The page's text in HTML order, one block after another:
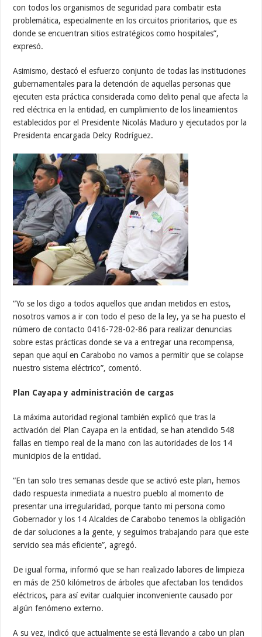
con todos los organismos de seguridad para combatir esta
problemática, especialmente en los circuitos prioritarios, que es
donde se encuentran sitios estratégicos como hospitales”,
expresó.
Asimismo, destacó el esfuerzo conjunto de todas las instituciones
gubernamentales para la detención de aquellas personas que
ejecuten esta práctica considerada como delito penal que afecta la
red eléctrica en la entidad, en cumplimiento de los lineamientos
establecidos por el Presidente Nicolás Maduro y ejecutados por la
Presidenta encargada Delcy Rodríguez.
“Yo se los digo a todos aquellos que andan metidos en estos,
nosotros vamos a ir con todo el peso de la ley, ya se ha puesto el
número de contacto 0416-728-02-86 para realizar denuncias
sobre estas prácticas donde se va a entregar una recompensa,
sepan que aquí en Carabobo no vamos a permitir que se colapse
nuestro sistema eléctrico”, comentó.
Plan Cayapa y administración de cargas
La máxima autoridad regional también explicó que tras la
activación del Plan Cayapa en la entidad, se han atendido 548
fallas en tiempo real de la mano con las autoridades de los 14
municipios de la entidad.
“En tan solo tres semanas desde que se activó este plan, hemos
dado respuesta inmediata a nuestro pueblo al momento de
presentar una irregularidad, porque tanto mi persona como
Gobernador y los 14 Alcaldes de Carabobo tenemos la obligación
de dar soluciones a la gente, y seguimos trabajando para que este
servicio sea más eficiente”, agregó.
De igual forma, informó que se han realizado labores de limpieza
en más de 250 kilómetros de árboles que afectaban los tendidos
eléctricos, para así evitar cualquier inconveniente causado por
algún fenómeno externo.
A su vez, indicó que actualmente se está llevando a cabo un plan